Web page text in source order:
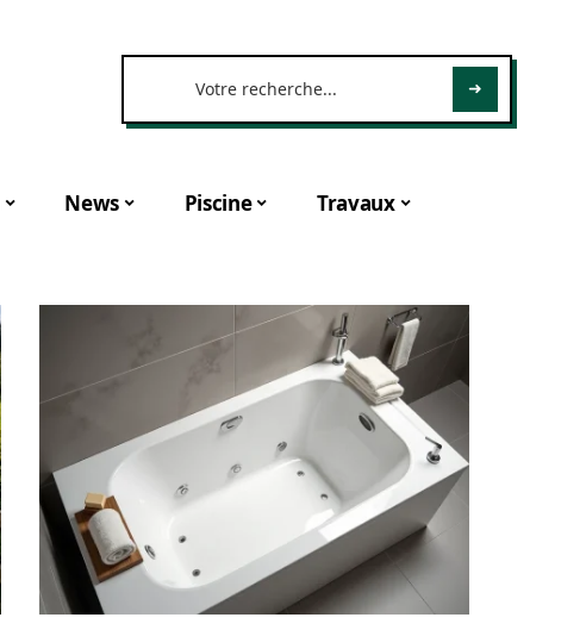
News Piscine Travaux